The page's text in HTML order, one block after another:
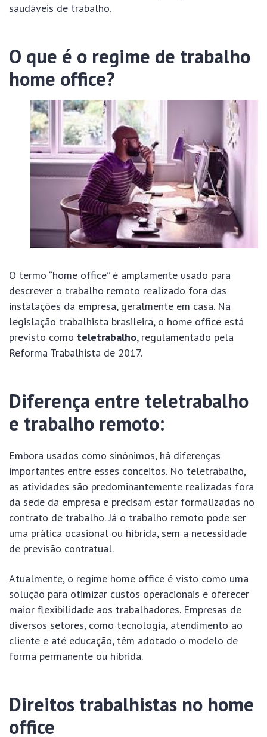
saudáveis de trabalho.
O que é o regime de trabalho
home office?
O termo “home office” é amplamente usado para
descrever o trabalho remoto realizado fora das
instalações da empresa, geralmente em casa. Na
legislação trabalhista brasileira, o home office está
previsto como teletrabalho, regulamentado pela
Reforma Trabalhista de 2017.
Diferença entre teletrabalho
e trabalho remoto:
Embora usados como sinônimos, há diferenças
importantes entre esses conceitos. No teletrabalho,
as atividades são predominantemente realizadas fora
da sede da empresa e precisam estar formalizadas no
contrato de trabalho. Já o trabalho remoto pode ser
uma prática ocasional ou híbrida, sem a necessidade
de previsão contratual.
Atualmente, o regime home office é visto como uma
solução para otimizar custos operacionais e oferecer
maior flexibilidade aos trabalhadores. Empresas de
diversos setores, como tecnologia, atendimento ao
cliente e até educação, têm adotado o modelo de
forma permanente ou híbrida.
Direitos trabalhistas no home
office